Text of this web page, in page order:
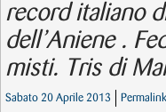
record italiano
dell’Aniene .
misti. Tris di
Sabato 20 Aprile 2013 Permalink